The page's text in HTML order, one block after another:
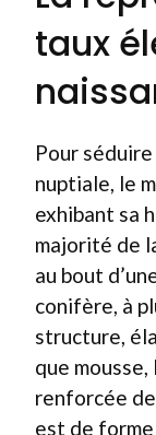
taux
Pour
nuptiale, le
exhibant sa
majorité de
au bout
conifère, à
structure,
que
renforcée
est de